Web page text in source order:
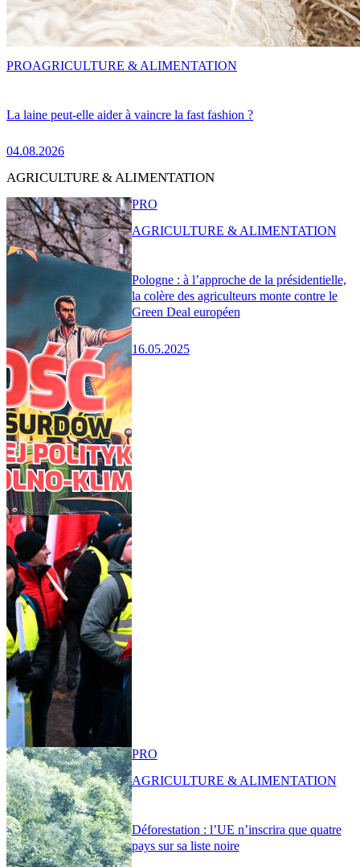
La laine peut-elle aider à vaincre la fast fashion ?
04.08.2026
PROAGRICULTURE & ALIMENTATION
AGRICULTURE & ALIMENTATION
Pologne : à l’approche de la présidentielle,
la colère des agriculteurs monte contre le
Green Deal européen
16.05.2025
PRO
AGRICULTURE & ALIMENTATION
Déforestation : l’UE n’inscrira que quatre
pays sur sa liste noire
PRO
AGRICULTURE & ALIMENTATION